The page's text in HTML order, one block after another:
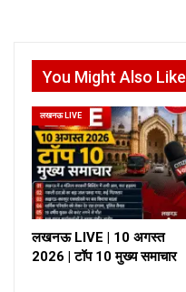
You Might Also Like
लखनऊ LIVE
लखनऊ LIVE | 10 अगस्त
2026 | टॉप 10 मुख्य समाचार